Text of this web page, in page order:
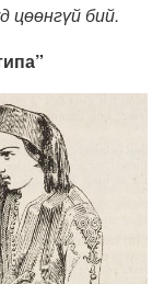
цөөнгүй бий.